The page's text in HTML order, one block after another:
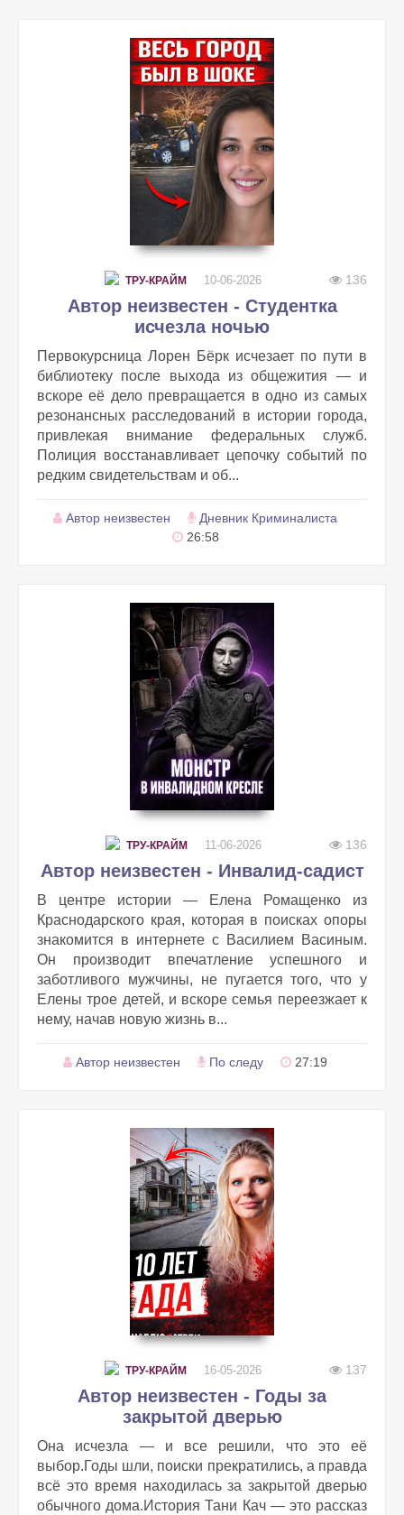
ТРУ-КРАЙМ 10-06-2026 136
Автор неизвестен - Студентка
исчезла ночью
Первокурсница Лорен Бёрк исчезает по пути в
библиотеку после выхода из общежития — и
вскоре её дело превращается в одно из самых
резонансных расследований в истории города,
привлекая внимание федеральных служб.
Полиция восстанавливает цепочку событий по
редким свидетельствам и об...
Автор неизвестен
Дневник Криминалиста
26:58
ТРУ-КРАЙМ 11-06-2026 136
Автор неизвестен - Инвалид-садист
В центре истории — Елена Ромащенко из
Краснодарского края, которая в поисках опоры
знакомится в интернете с Василием Васиным.
Он производит впечатление успешного и
заботливого мужчины, не пугается того, что у
Елены трое детей, и вскоре семья переезжает к
нему, начав новую жизнь в...
Автор неизвестен По следу 27:19
ТРУ-КРАЙМ 16-05-2026 137
Автор неизвестен - Годы за
закрытой дверью
Она исчезла — и все решили, что это её
выбор.Годы шли, поиски прекратились, а правда
всё это время находилась за закрытой дверью
обычного дома.История Тани Кач — это рассказ